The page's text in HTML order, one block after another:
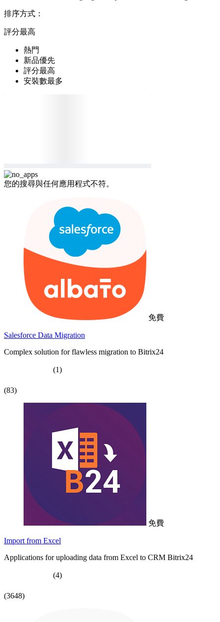
排序方式：
評分最高
熱門
新品優先
評分最高
安裝數最多
您的搜尋與任何應用程式不符。
免費
Salesforce Data Migration
Complex solution for flawless migration to Bitrix24
(1)
(83)
免費
Import from Excel
Applications for uploading data from Excel to CRM Bitrix24
(4)
(3648)